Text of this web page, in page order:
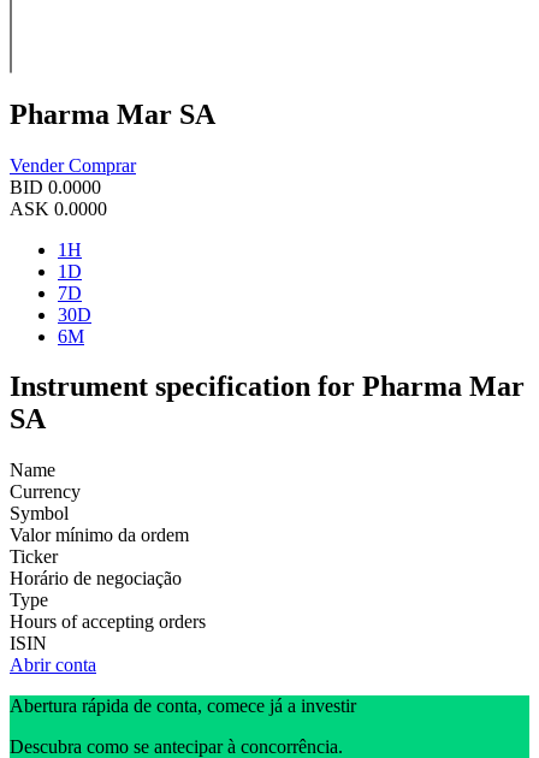
Pharma Mar SA
VenderComprar
BID 0.0000
ASK 0.0000
1H
1D
7D
30D
6M
Instrument specification for Pharma Mar
SA
Name
Currency
Symbol
Valor mínimo da ordem
Ticker
Horário de negociação
Type
Hours of accepting orders
ISIN
Abrir conta
Abertura rápida de conta, comece já a investir
Descubra como se antecipar à concorrência.